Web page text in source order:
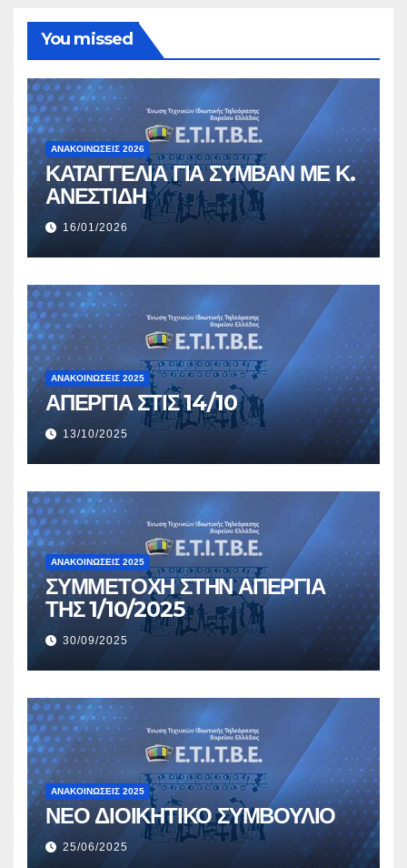
You missed
ΑΝΑΚΟΙΝΏΣΕΙΣ 2026
ΚΑΤΑΓΓΕΛΙΑ ΓΙΑ ΣΥΜΒΑΝ ΜΕ Κ.
ΑΝΕΣΤΙΔΗ
16/01/2026
ΑΝΑΚΟΙΝΏΣΕΙΣ 2025
ΑΠΕΡΓΙΑ ΣΤΙΣ 14/10
13/10/2025
ΑΝΑΚΟΙΝΏΣΕΙΣ 2025
ΣΥΜΜΕΤΟΧΗ ΣΤΗΝ ΑΠΕΡΓΙΑ
ΤΗΣ 1/10/2025
30/09/2025
ΑΝΑΚΟΙΝΏΣΕΙΣ 2025
ΝΕΟ ΔΙΟΙΚΗΤΙΚΟ ΣΥΜΒΟΥΛΙΟ
25/06/2025